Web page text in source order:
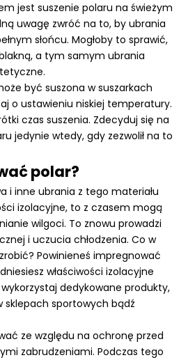
jest suszenie polaru na świeżym
uwagę zwróć na to, by ubrania
słońcu. Mogłoby to sprawić,
a tym samym ubrania
być suszona w suszarkach
o ustawieniu niskiej temperatury.
czas suszenia. Zdecyduj się na
jedynie wtedy, gdy zezwolił na to
polar?
i inne ubrania z tego materiału
izolacyjne, to z czasem mogą
wilgoci. To znowu prowadzi
i uczucia chłodzenia. Co w
Powinieneś impregnować
właściwości izolacyjne
dedykowane produkty,
sklepach sportowych bądź
ze względu na ochronę przed
zabrudzeniami. Podczas tego